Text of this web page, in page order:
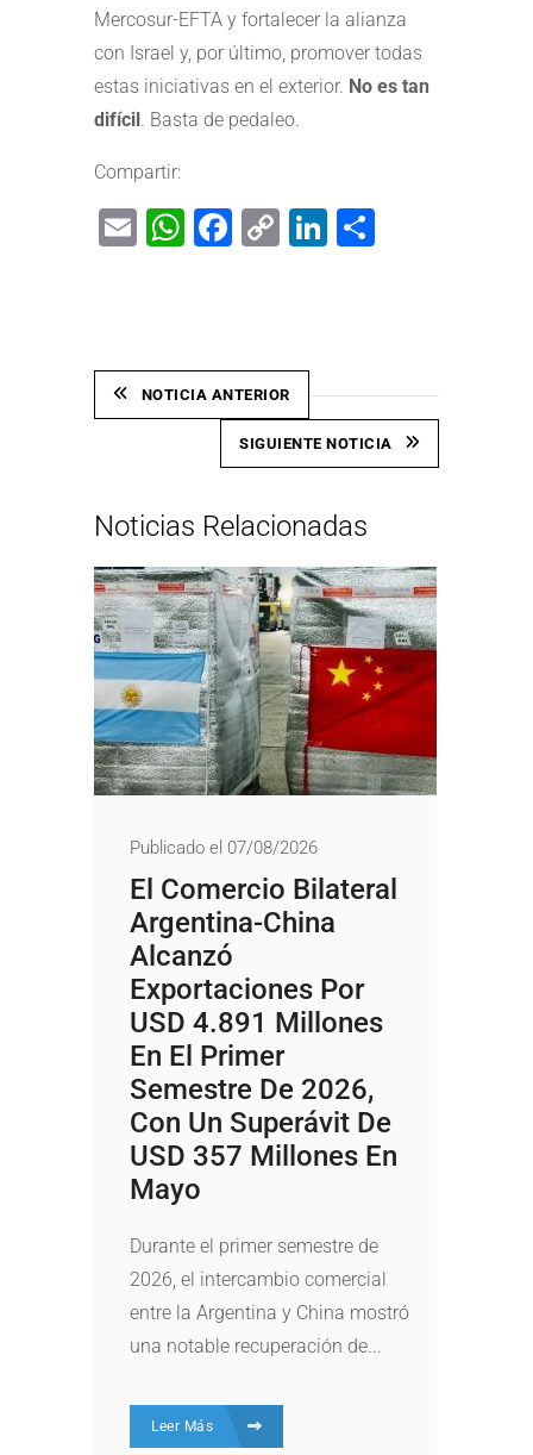
Mercosur-EFTA y fortalecer la alianza
con Israel y, por último, promover todas
estas iniciativas en el exterior. No es tan
difícil. Basta de pedaleo.
Compartir:
EmailWhatsApp
Facebook
CopyLinkedIn
NOTICIA ANTERIOR
SIGUIENTE NOTICIA
Noticias Relacionadas
Publicado el 07/08/2026
El Comercio Bilateral
Argentina-China
Alcanzó
Exportaciones Por
USD 4.891 Millones
En El Primer
Semestre De 2026,
Con Un Superávit De
USD 357 Millones En
Mayo
Durante el primer semestre de
2026, el intercambio comercial
entre la Argentina y China mostró
una notable recuperación de...
Leer Más